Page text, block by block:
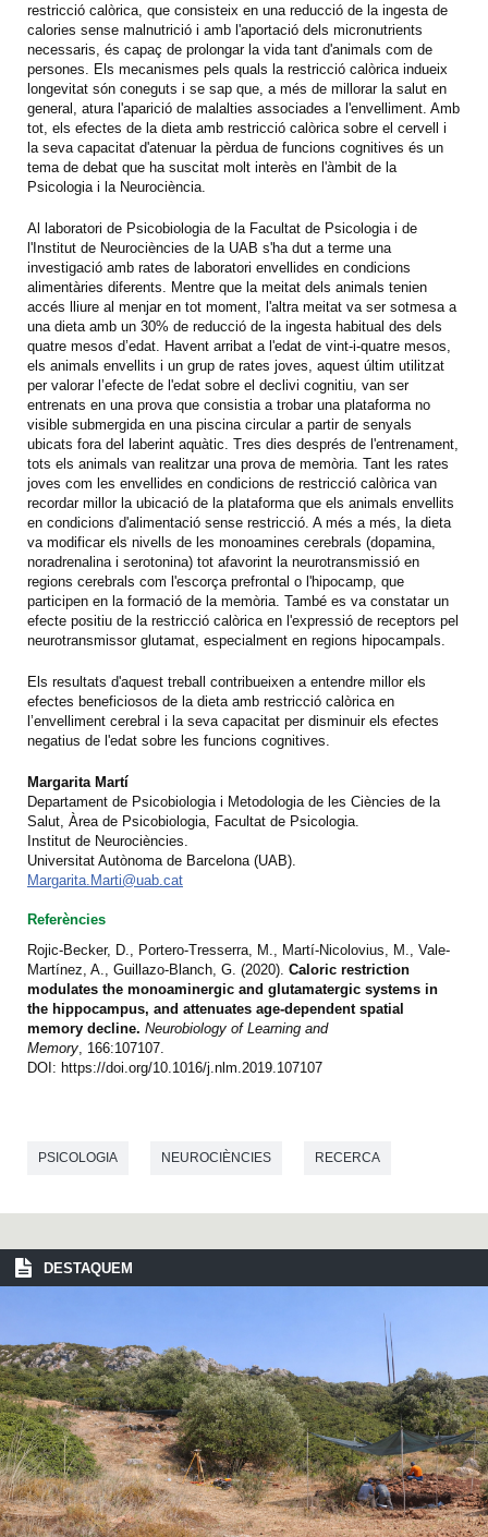
restricció calòrica, que consisteix en una reducció de la ingesta de
calories sense malnutrició i amb l'aportació dels micronutrients
necessaris, és capaç de prolongar la vida tant d'animals com de
persones. Els mecanismes pels quals la restricció calòrica indueix
longevitat són coneguts i se sap que, a més de millorar la salut en
general, atura l'aparició de malalties associades a l'envelliment. Amb
tot, els efectes de la dieta amb restricció calòrica sobre el cervell i
la seva capacitat d'atenuar la pèrdua de funcions cognitives és un
tema de debat que ha suscitat molt interès en l'àmbit de la
Psicologia i la Neurociència.
Al laboratori de Psicobiologia de la Facultat de Psicologia i de
l'Institut de Neurociències de la UAB s'ha dut a terme una
investigació amb rates de laboratori envellides en condicions
alimentàries diferents. Mentre que la meitat dels animals tenien
accés lliure al menjar en tot moment, l'altra meitat va ser sotmesa a
una dieta amb un 30% de reducció de la ingesta habitual des dels
quatre mesos d’edat. Havent arribat a l'edat de vint-i-quatre mesos,
els animals envellits i un grup de rates joves, aquest últim utilitzat
per valorar l’efecte de l'edat sobre el declivi cognitiu, van ser
entrenats en una prova que consistia a trobar una plataforma no
visible submergida en una piscina circular a partir de senyals
ubicats fora del laberint aquàtic. Tres dies després de l'entrenament,
tots els animals van realitzar una prova de memòria. Tant les rates
joves com les envellides en condicions de restricció calòrica van
recordar millor la ubicació de la plataforma que els animals envellits
en condicions d'alimentació sense restricció. A més a més, la dieta
va modificar els nivells de les monoamines cerebrals (dopamina,
noradrenalina i serotonina) tot afavorint la neurotransmissió en
regions cerebrals com l'escorça prefrontal o l'hipocamp, que
participen en la formació de la memòria. També es va constatar un
efecte positiu de la restricció calòrica en l'expressió de receptors pel
neurotransmissor glutamat, especialment en regions hipocampals.
Els resultats d'aquest treball contribueixen a entendre millor els
efectes beneficiosos de la dieta amb restricció calòrica en
l’envelliment cerebral i la seva capacitat per disminuir els efectes
negatius de l'edat sobre les funcions cognitives.
Margarita Martí
Departament de Psicobiologia i Metodologia de les Ciències de la
Salut, Àrea de Psicobiologia, Facultat de Psicologia.
Institut de Neurociències.
Universitat Autònoma de Barcelona (UAB).
Margarita.Marti@uab.cat
Referències
Rojic-Becker, D., Portero-Tresserra, M., Martí-Nicolovius, M., Vale-
Martínez, A., Guillazo-Blanch, G. (2020). Caloric restriction
modulates the monoaminergic and glutamatergic systems in
the hippocampus, and attenuates age-dependent spatial
memory decline. Neurobiology of Learning and
Memory , 166:107107.
DOI: https://doi.org/10.1016/j.nlm.2019.107107
PSICOLOGIA NEUROCIÈNCIES RECERCA
DESTAQUEM